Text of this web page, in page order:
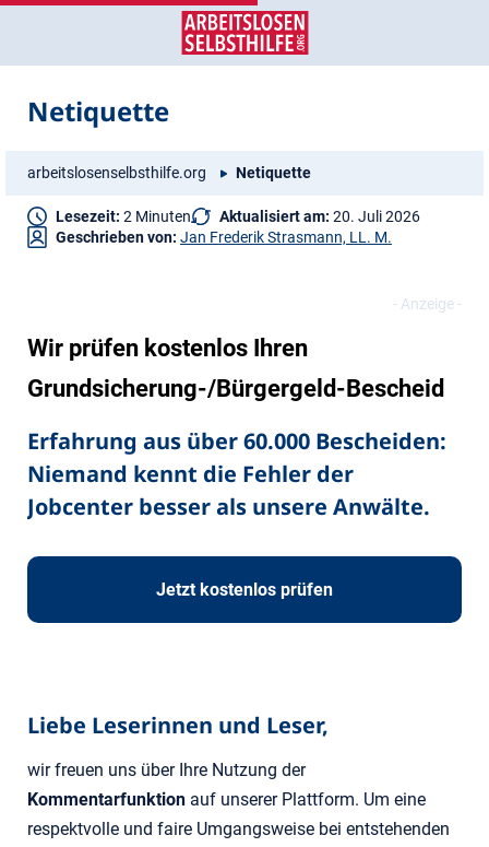
Zum
Zur
Netiquette
arbeitslosenselbsthilfe.org Netiquette
Lesezeit: 2 Minuten Aktualisiert am: 20. Juli 2026
Geschrieben von: Jan Frederik Strasmann, LL. M.
Wir prüfen kostenlos Ihren
Grundsicherung-/Bürgergeld-Bescheid
Erfahrung aus über 60.000 Bescheiden:
Niemand kennt die Fehler der
Jobcenter besser als unsere Anwälte.
Jetzt kostenlos prüfen
Liebe Leserinnen und Leser,
wir freuen uns über Ihre Nutzung der
Kommentarfunktion auf unserer Plattform. Um eine
respektvolle und faire Umgangsweise bei entstehenden